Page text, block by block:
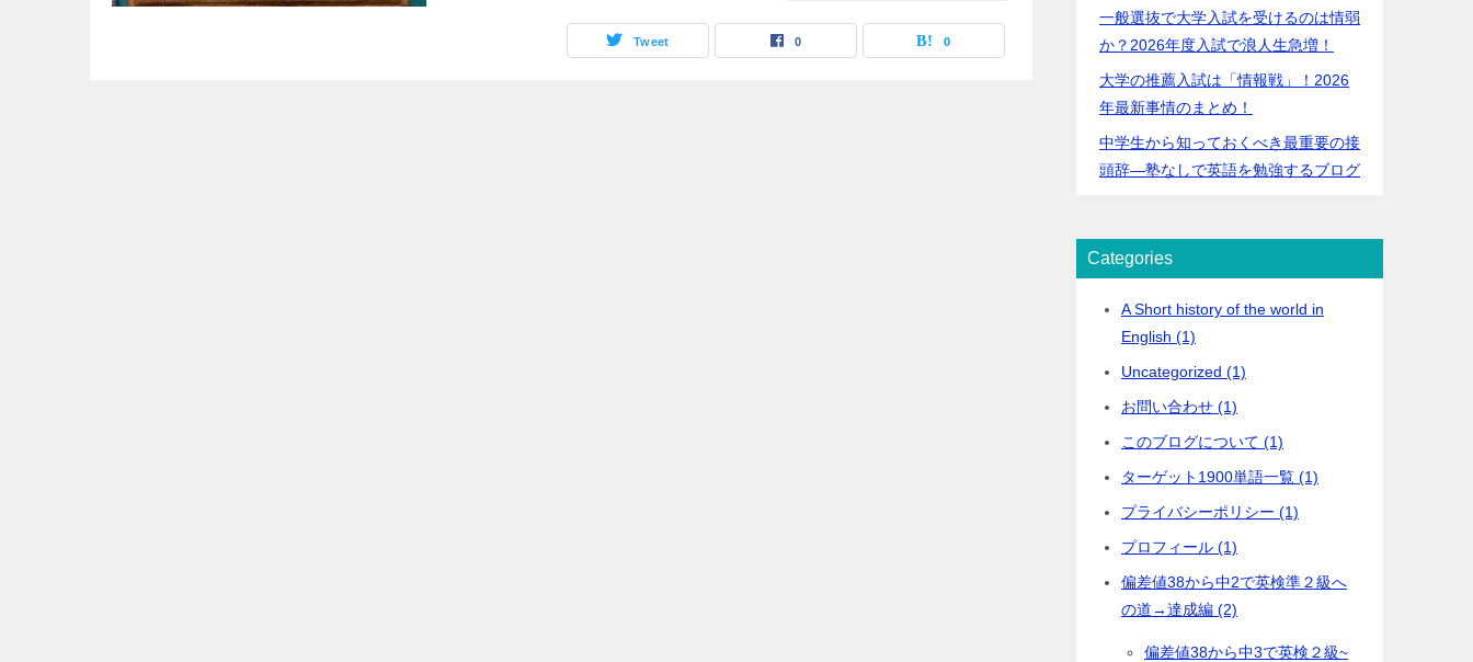
Tweet 0 0
一般選抜で大学入試を受けるのは情弱
か？2026年度入試で浪人生急増！
大学の推薦入試は「情報戦」！2026
年最新事情のまとめ！
中学生から知っておくべき最重要の接
頭辞―塾なしで英語を勉強するブログ
Categories
A Short history of the world in
English (1)
Uncategorized (1)
お問い合わせ (1)
このブログについて (1)
ターゲット1900単語一覧 (1)
プライバシーポリシー (1)
プロフィール (1)
偏差値38から中2で英検準２級へ
の道→達成編 (2)
偏差値38から中3で英検２級~